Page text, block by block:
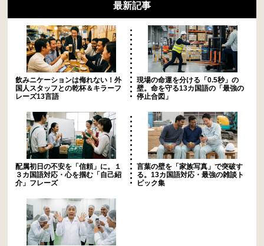
最新記事
飲みニケーションは侮れない！外
国人スタッフとの乾杯＆キラーフ
レーズ13言語
現場の命運を分ける「0.5秒」の
壁。命を守る13カ国語の「最強の
停止合図」
配属初日の不安を「信頼」に。１
３カ国語対応・心を掴む「自己紹
介」フレーズ
言葉の壁を「家族写真」で突破す
る。13カ国語対応・最強の雑談ト
ピック集